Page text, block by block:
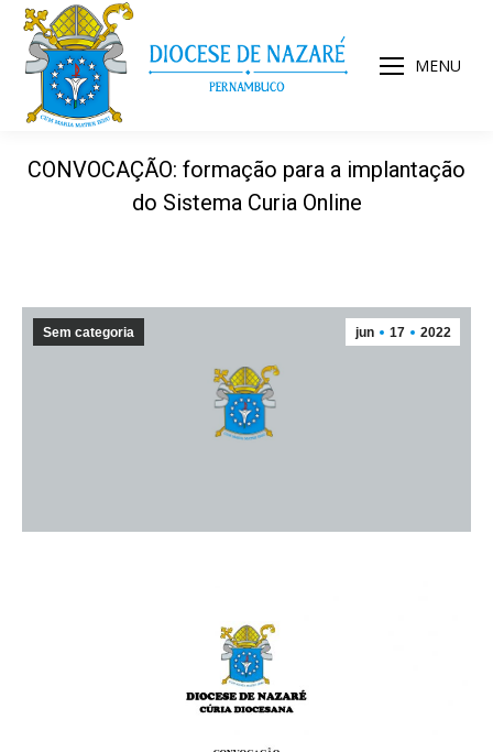
MENU
CONVOCAÇÃO: formação para a implantação
do Sistema Curia Online
jun 17 2022
Sem categoria